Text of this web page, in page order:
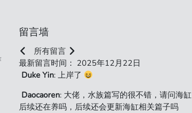
留言墙
所有留言
最新留言时间： 2025年12月22日
Duke Yin: 上岸了
Daocaoren: 大佬，水族篇写的很不错，请问海缸
后续还在养吗，后续还会更新海缸相关篇子吗